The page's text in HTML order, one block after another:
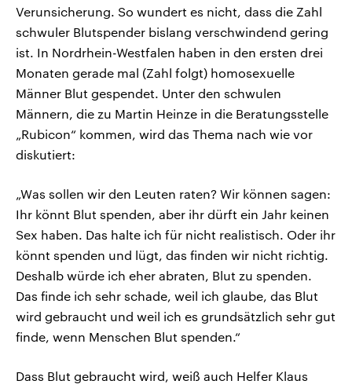
Verunsicherung. So wundert es nicht, dass die Zahl
schwuler Blutspender bislang verschwindend gering
ist. In Nordrhein-Westfalen haben in den ersten drei
Monaten gerade mal (Zahl folgt) homosexuelle
Männer Blut gespendet. Unter den schwulen
Männern, die zu Martin Heinze in die Beratungsstelle
„Rubicon“ kommen, wird das Thema nach wie vor
diskutiert:
„Was sollen wir den Leuten raten? Wir können sagen:
Ihr könnt Blut spenden, aber ihr dürft ein Jahr keinen
Sex haben. Das halte ich für nicht realistisch. Oder ihr
könnt spenden und lügt, das finden wir nicht richtig.
Deshalb würde ich eher abraten, Blut zu spenden.
Das finde ich sehr schade, weil ich glaube, das Blut
wird gebraucht und weil ich es grundsätzlich sehr gut
finde, wenn Menschen Blut spenden.“
Dass Blut gebraucht wird, weiß auch Helfer Klaus